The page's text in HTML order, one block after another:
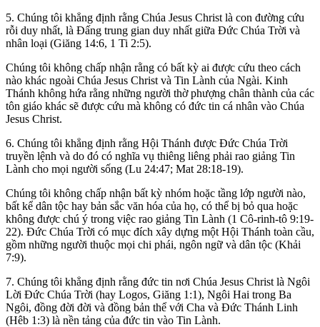
5. Chúng tôi khẳng định rằng Chúa Jesus Christ là con đường cứu
rỗi duy nhất, là Đấng trung gian duy nhất giữa Đức Chúa Trời và
nhân loại (Giăng 14:6, 1 Ti 2:5).
Chúng tôi không chấp nhận rằng có bất kỳ ai được cứu theo cách
nào khác ngoài Chúa Jesus Christ và Tin Lành của Ngài. Kinh
Thánh không hứa rằng những người thờ phượng chân thành của các
tôn giáo khác sẽ được cứu mà không có đức tin cá nhân vào Chúa
Jesus Christ.
6. Chúng tôi khẳng định rằng Hội Thánh được Đức Chúa Trời
truyền lệnh và do đó có nghĩa vụ thiêng liêng phải rao giảng Tin
Lành cho mọi người sống (Lu 24:47; Mat 28:18-19).
Chúng tôi không chấp nhận bất kỳ nhóm hoặc tầng lớp người nào,
bất kể dân tộc hay bản sắc văn hóa của họ, có thể bị bỏ qua hoặc
không được chú ý trong việc rao giảng Tin Lành (1 Cô-rinh-tô 9:19-
22). Đức Chúa Trời có mục đích xây dựng một Hội Thánh toàn cầu,
gồm những người thuộc mọi chi phái, ngôn ngữ và dân tộc (Khải
7:9).
7. Chúng tôi khẳng định rằng đức tin nơi Chúa Jesus Christ là Ngôi
Lời Đức Chúa Trời (hay Logos, Giăng 1:1), Ngôi Hai trong Ba
Ngôi, đồng đời đời và đồng bản thể với Cha và Đức Thánh Linh
(Hêb 1:3) là nền tảng của đức tin vào Tin Lành.